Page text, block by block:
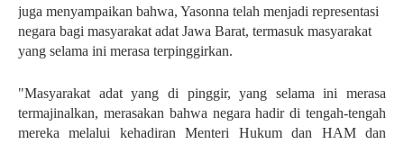
juga menyampaikan bahwa, Yasonna telah menjadi representasi
negara bagi masyarakat adat Jawa Barat, termasuk masyarakat
yang selama ini merasa terpinggirkan.
"Masyarakat adat yang di pinggir, yang selama ini merasa
termajinalkan, merasakan bahwa negara hadir di tengah-tengah
mereka melalui kehadiran Menteri Hukum dan HAM dan